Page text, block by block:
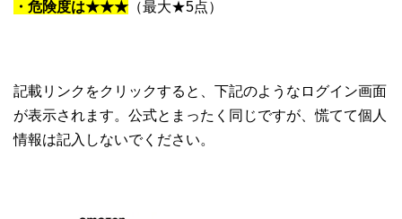
・危険度は★★★ （最大★5点）
記載リンクをクリックすると、下記のようなログイン画面
が表示されます。公式とまったく同じですが、慌てて個人
情報は記入しないでください。